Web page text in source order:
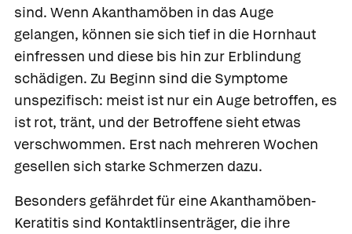
sind. Wenn Akanthamöben in das Auge
gelangen, können sie sich tief in die Hornhaut
einfressen und diese bis hin zur Erblindung
schädigen. Zu Beginn sind die Symptome
unspezifisch: meist ist nur ein Auge betroffen, es
ist rot, tränt, und der Betroffene sieht etwas
verschwommen. Erst nach mehreren Wochen
gesellen sich starke Schmerzen dazu.
Besonders gefährdet für eine Akanthamöben-
Keratitis sind Kontaktlinsenträger, die ihre